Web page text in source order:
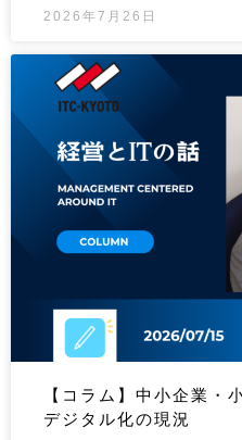
2026年7月26日
【コラム】中小企業・
デジタル化の現況